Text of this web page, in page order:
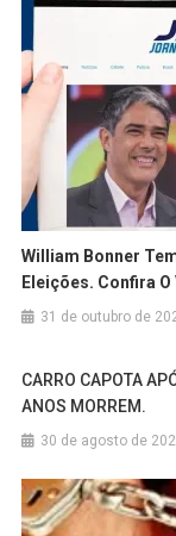
William Bonner
Eleições. Confira O
31 de outubro de
CARRO CAPOTA
ANOS MORREM.
30 de agosto de